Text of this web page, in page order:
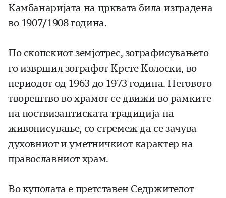
Камбанаријата на црквата била изградена
во 1907/1908 година.
По скопскиот земјотрес, зографисувањето
го извршил зографот Крсте Колоски, во
периодот од 1963 до 1973 година. Неговото
творештво во храмот се движи во рамките
на поствизантиската традиција на
живописување, со стремеж да се зачува
духовниот и уметничкиот карактер на
православниот храм.
Во куполата е претставен Седржителот